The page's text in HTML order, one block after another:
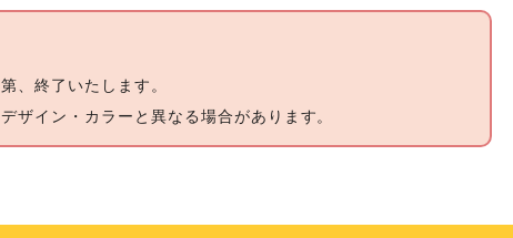
、終了いたします。
ザイン・カラーと異なる場合があります。